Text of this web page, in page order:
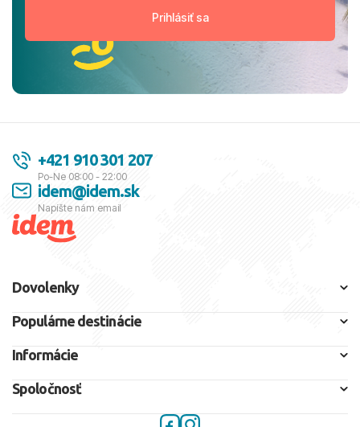
+421 910 301 207
Po-Ne 08:00 - 22:00
idem@idem.sk
Napíšte nám email
Dovolenky
Populárne destinácie
Informácie
Spoločnosť